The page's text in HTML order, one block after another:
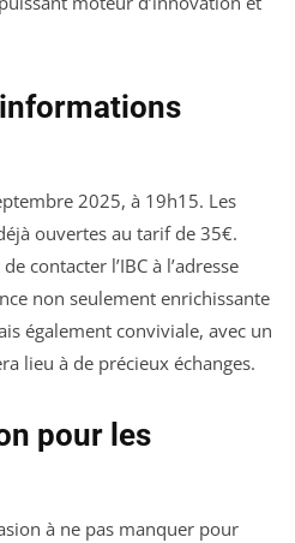
2025, à 19h15. Les
ouvertes au tarif de 35€.
contacter l’IBC à l’adresse
non seulement enrichissante
également conviviale, avec un
lieu à de précieux échanges.
pour les
à ne pas manquer pour